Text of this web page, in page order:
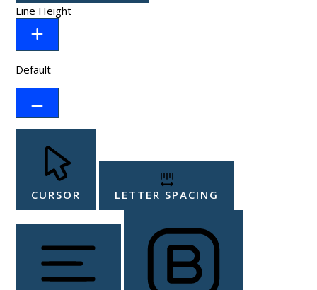
Line Height
Default
CURSOR LETTER SPACING